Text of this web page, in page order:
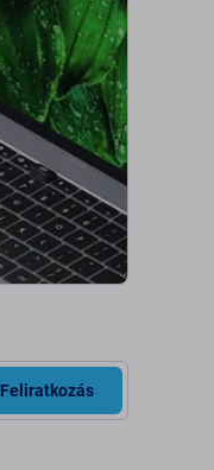
Feliratkozás